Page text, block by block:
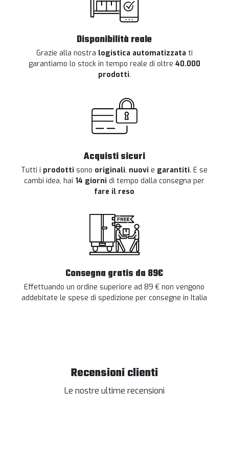
Disponibilità reale
Grazie alla nostra logistica automatizzata ti
garantiamo lo stock in tempo reale di oltre 40.000
prodotti.
Acquisti sicuri
Tutti i prodotti sono originali, nuovi e garantiti. E se
cambi idea, hai 14 giorni di tempo dalla consegna per
fare il reso
Consegna gratis da 89€
Effettuando un ordine superiore ad 89 € non vengono
addebitate le spese di spedizione per consegne in Italia
Recensioni clienti
Le nostre ultime recensioni